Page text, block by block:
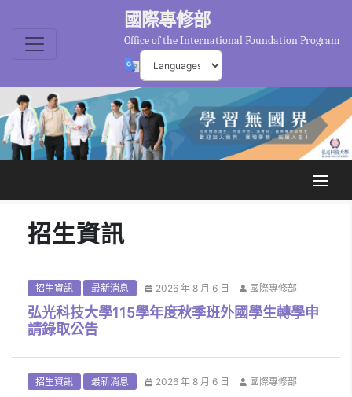
國際專修部
Office of the International Foundation Program
招生資訊
招生資訊 最新消息 2026 年 8 月 6 日 國際專修部
弘光科技大學115學年度秋季班外國學生轉學申
請錄取公告
招生資訊 最新消息 2026 年 8 月 6 日 國際專修部